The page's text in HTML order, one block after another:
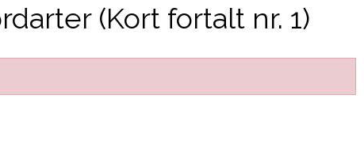
(Kort fortalt nr. 1)